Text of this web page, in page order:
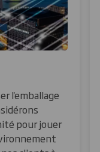
l'emballage
pour jouer